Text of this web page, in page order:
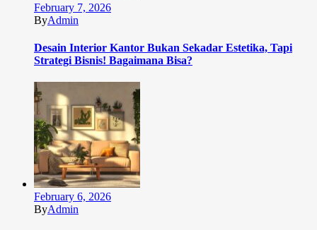
February 7, 2026
ByAdmin
Desain Interior Kantor Bukan Sekadar Estetika, Tapi
Strategi Bisnis! Bagaimana Bisa?
February 6, 2026
ByAdmin